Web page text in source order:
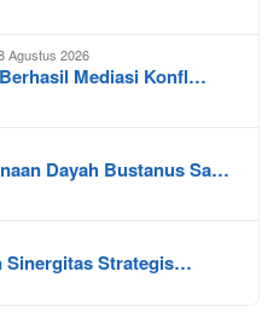
Agustus 2026
Mediasi Konfl…
Dayah Bustanus Sa…
Sinergitas Strategis…